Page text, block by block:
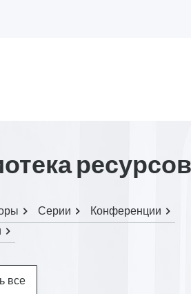
ресурсов
Серии
Конференции
все